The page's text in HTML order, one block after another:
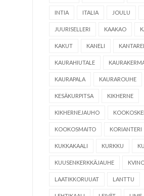
INTIA ITALIA JOULU
JUURISELLERI KAAKAO
KAKUT KANELI
KAURAHIUTALE
KAURAPALA KAURAROUHE
KESÄKURPITSA KIKHERNE
KIKHERNEJAUHO
KOOKOSMAITO KORIANTERI
KUKKAKAALI KURKKU
KUUSENKERKKÄJAUHE
LAATIKKORUUAT LANTTU